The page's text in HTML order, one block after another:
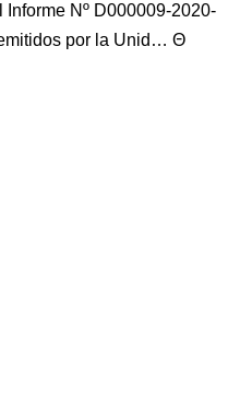
Nº D000009-2020-
por la Unid…